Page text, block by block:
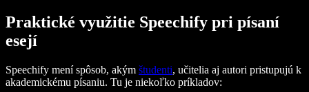
Praktické využitie Speechify pri písaní
esejí
Speechify mení spôsob, akým študenti, učitelia aj autori pristupujú k
akademickému písaniu. Tu je niekoľko príkladov: